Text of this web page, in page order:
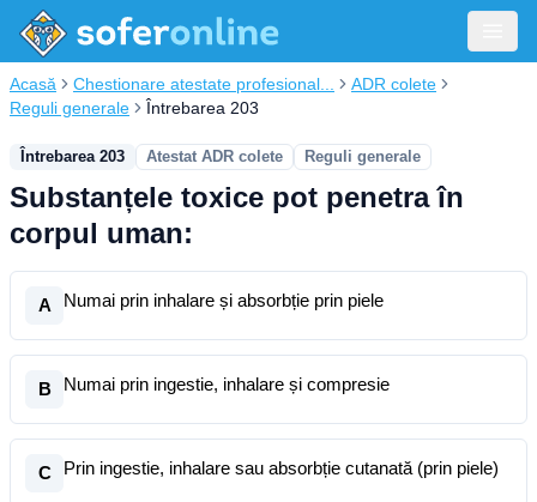
Acasă Chestionare atestate profesional...
ADR colete
Reguli generale
Întrebarea 203
Întrebarea 203 Atestat ADR colete Reguli generale
Substanțele toxice pot penetra în
corpul uman:
A Numai prin inhalare și absorbție prin piele
B Numai prin ingestie, inhalare și compresie
C Prin ingestie, inhalare sau absorbție cutanată (prin piele)